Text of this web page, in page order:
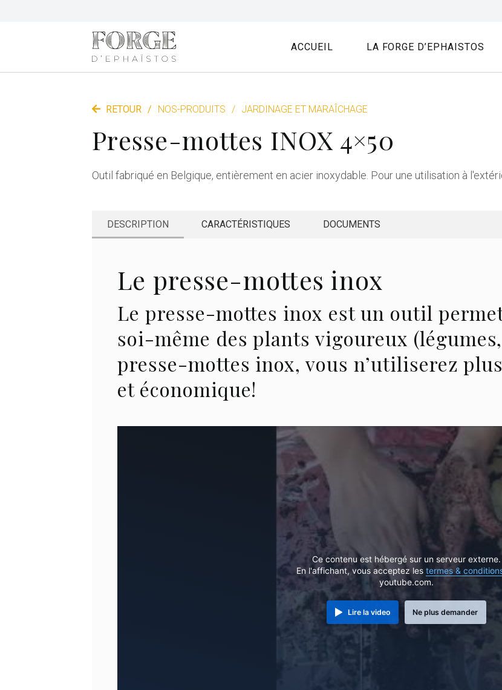
ACCUEIL LA FORGE D’EPHAISTOS
RETOUR / NOS-PRODUITS / JARDINAGE ET MARAÎCHAGE
Presse-mottes INOX 4×50
Outil fabriqué en Belgique, entièrement en acier inoxydable. Pour une utilisation à
DESCRIPTION CARACTÉRISTIQUES DOCUMENTS
Le presse-mottes inox
Le presse-mottes inox est un outil
soi-même des plants vigoureux
presse-mottes inox, vous n’utiliserez
et économique!
Ce contenu est hébergé sur un serveur externe.
En l'affichant, vous acceptez les termes &
youtube.com.
Lire la video Ne plus demander